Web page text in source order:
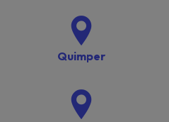
Quimper